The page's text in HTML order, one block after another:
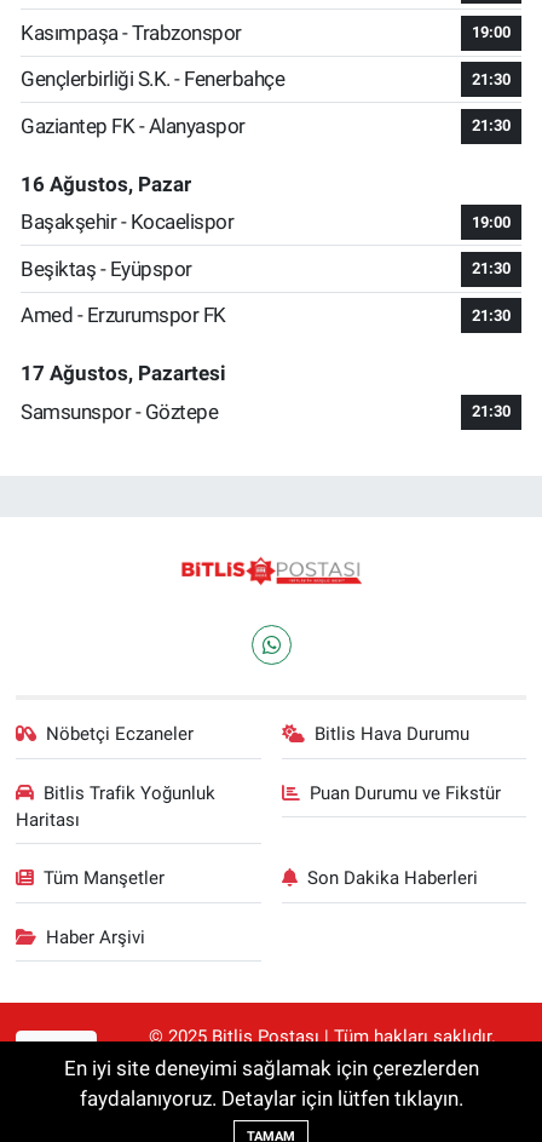
Kasımpaşa - Trabzonspor 19:00
Gençlerbirliği S.K. - Fenerbahçe 21:30
Gaziantep FK - Alanyaspor 21:30
16 Ağustos, Pazar
Başakşehir - Kocaelispor
19:00
Beşiktaş - Eyüpspor 21:30
Amed - Erzurumspor FK 21:30
17 Ağustos, Pazartesi
Samsunspor - Göztepe
21:30
Nöbetçi Eczaneler Bitlis Hava Durumu
Bitlis Trafik Yoğunluk
Haritası
Puan Durumu ve Fikstür
Tüm Manşetler Son Dakika Haberleri
Haber Arşivi
© 2025 Bitlis Postası | Tüm hakları saklıdır.
Haberler kaynak gösterilmeden alıntılanamaz.
Haber Yazılımı:TE Bilişim
En iyi site deneyimi sağlamak için çerezlerden
faydalanıyoruz. Detaylar için lütfen tıklayın.
TAMAM